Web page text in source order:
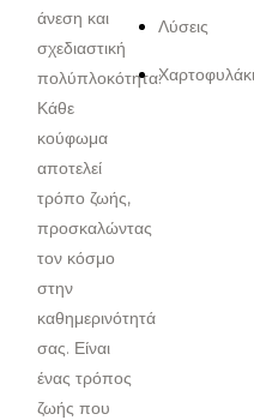
άνεση και
σχεδιαστική
πολύπλοκότητα:
Κάθε
κούφωμα
αποτελεί
τρόπο ζωής,
προσκαλώντας
τον κόσμο
στην
καθημερινότητά
σας. Είναι
ένας τρόπος
ζωής που
Λύσεις